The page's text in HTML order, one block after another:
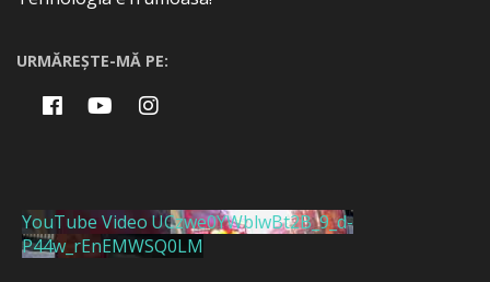
URMĂREȘTE-MĂ PE:
YouTube Video UCzwe0YWblwBt2B_9_d-
P44w_rEnEMWSQ0LM